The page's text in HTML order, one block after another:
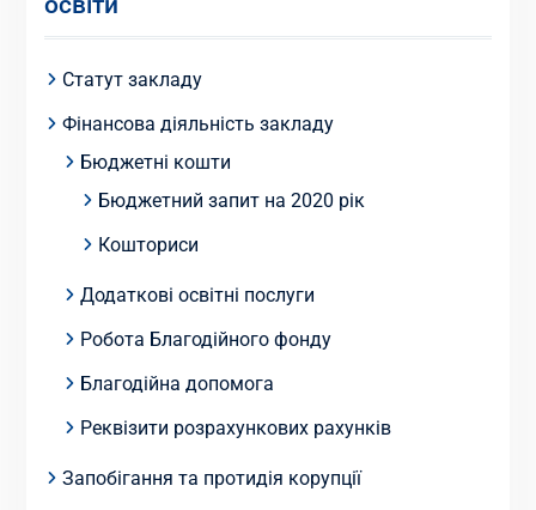
Статут закладу
Фінансова діяльність закладу
Бюджетні кошти
Бюджетний запит на 2020 рік
Кошториси
Додаткові освітні послуги
Робота Благодійного фонду
Благодійна допомога
Реквізити розрахункових рахунків
Запобігання та протидія корупції